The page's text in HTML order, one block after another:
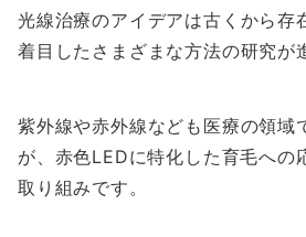
光線治療のアイデアは古くから存
着目したさまざまな方法の研究が
紫外線や赤外線なども医療の領域
が、赤色LEDに特化した育毛への
取り組みです。